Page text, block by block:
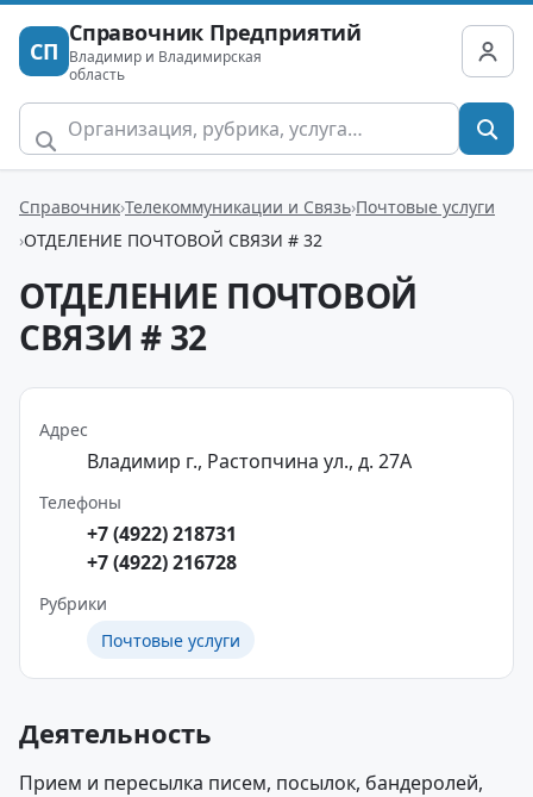
СП
Справочник Предприятий
Владимир и Владимирская
область
Справочник Телекоммуникации и Связь Почтовые услуги
ОТДЕЛЕНИЕ ПОЧТОВОЙ СВЯЗИ # 32
ОТДЕЛЕНИЕ ПОЧТОВОЙ
СВЯЗИ # 32
Адрес
Владимир г., Растопчина ул., д. 27А
Телефоны
+7 (4922) 218731
+7 (4922) 216728
Рубрики
Почтовые услуги
Деятельность
Прием и пересылка писем, посылок, бандеролей,